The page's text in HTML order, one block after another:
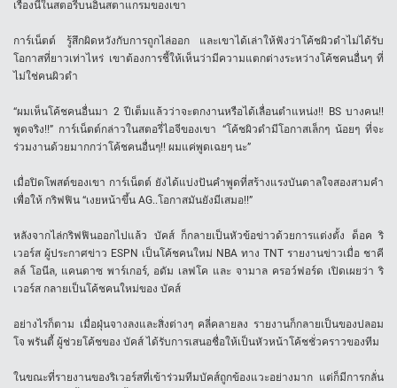
เรื่องนี้ในสตอรี่บนอินสตาแกรมของเขา
การ์เน็ตต์ รู้สึกผิดหวังกับการถูกไล่ออก และเขาได้เล่าให้ฟังว่าโค้ชผิวดำไม่ได้รับ
โอกาสที่ยาวเท่าไหร่ เขาต้องการชี้ให้เห็นว่ามีความแตกต่างระหว่างโค้ชคนอื่นๆ ที่
ไม่ใช่คนผิวดำ
“ผมเห็นโค้ชคนอื่นมา 2 ปีเต็มแล้วว่าจะตกงานหรือได้เลื่อนตำแหน่ง!! BS บางคน!!
พูดจริง!!” การ์เน็ตต์กล่าวในสตอรี่ไอจีของเขา “โค้ชผิวดำมีโอกาสเล็กๆ น้อยๆ ที่จะ
ร่วมงานด้วยมากกว่าโค้ชคนอื่นๆ!! ผมแค่พูดเฉยๆ นะ”
เมื่อปิดโพสต์ของเขา การ์เน็ตต์ ยังได้แบ่งปันคำพูดที่สร้างแรงบันดาลใจสองสามคำ
เพื่อให้ กริฟฟิน “เงยหน้าขึ้น AG..โอกาสมันยังมีเสมอ!!”
หลังจากไล่กริฟฟินออกไปแล้ว บัคส์ ก็กลายเป็นหัวข้อข่าวด้วยการแต่งตั้ง ด็อค ริ
เวอร์ส ผู้ประกาศข่าว ESPN เป็นโค้ชคนใหม่ NBA ทาง TNT รายงานข่าวเมื่อ ชาคี
ลล์ โอนีล, แคนดาซ พาร์เกอร์, อดัม เลฟโค และ จามาล ครอว์ฟอร์ด เปิดเผยว่า ริ
เวอร์ส กลายเป็นโค้ชคนใหม่ของ บัคส์
อย่างไรก็ตาม เมื่อฝุ่นจางลงและสิ่งต่างๆ คลี่คลายลง รายงานก็กลายเป็นของปลอม
โจ พรันตี้ ผู้ช่วยโค้ชของ บัคส์ ได้รับการเสนอชื่อให้เป็นหัวหน้าโค้ชชั่วคราวของทีม
ในขณะที่รายงานของริเวอร์สที่เข้าร่วมทีมบัคส์ถูกข้องแวะอย่างมาก แต่ก็มีการกลั่น